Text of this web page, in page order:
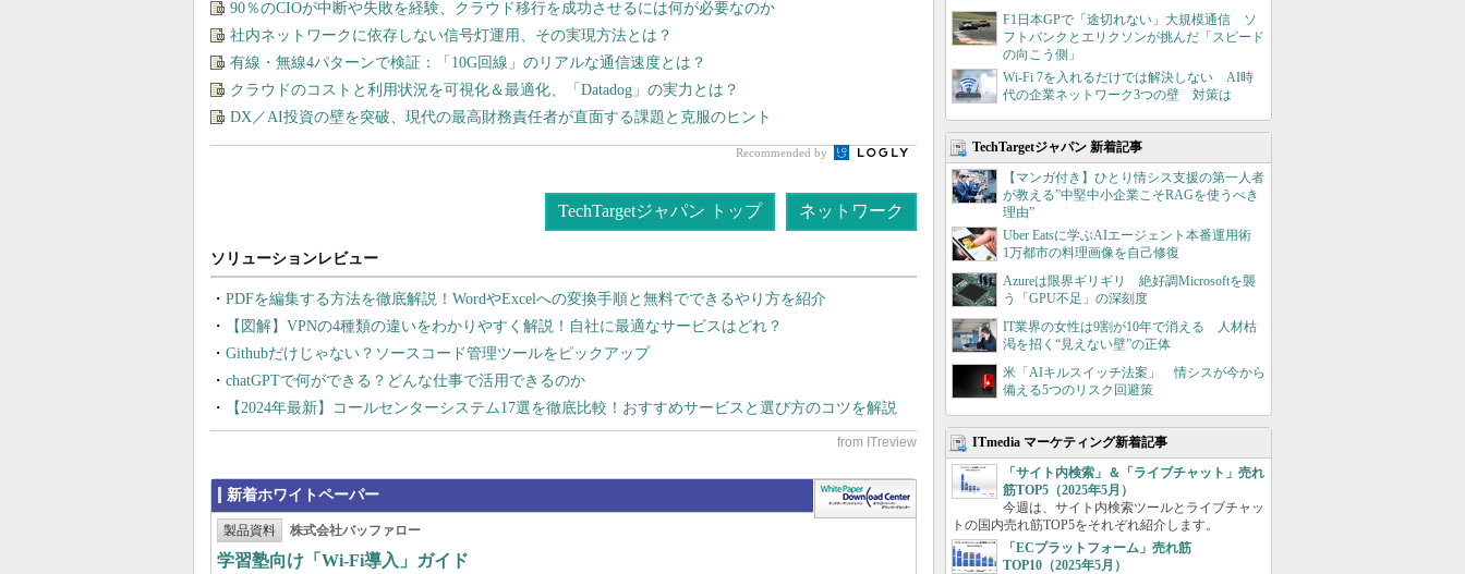
90％のCIOが中断や失敗を経験、クラウド移行を成功させるには何が必要なのか
社内ネットワークに依存しない信号灯運用、その実現方法とは？
有線・無線4パターンで検証：「10G回線」のリアルな通信速度とは？
クラウドのコストと利用状況を可視化＆最適化、「Datadog」の実力とは？
DX／AI投資の壁を突破、現代の最高財務責任者が直面する課題と克服のヒント
Recommended by
TechTargetジャパン トップ ネットワーク
PDFを編集する方法を徹底解説！WordやExcelへの変換手順と無料でできるやり方を紹介
【図解】VPNの4種類の違いをわかりやすく解説！自社に最適なサービスはどれ？
Githubだけじゃない？ソースコード管理ツールをピックアップ
chatGPTで何ができる？どんな仕事で活用できるのか
【2024年最新】コールセンターシステム17選を徹底比較！おすすめサービスと選び方のコツを解説
新着ホワイトペーパー
製品資料 株式会社バッファロー
学習塾向け「Wi-Fi導入」ガイド
F1日本GPで「途切れない」大規模通信 ソ
フトバンクとエリクソンが挑んだ「スピード
の向こう側」
Wi-Fi 7を入れるだけでは解決しない AI時
代の企業ネットワーク3つの壁 対策は
TechTargetジャパン 新着記事
【マンガ付き】ひとり情シス支援の第一人者
が教える”中堅中小企業こそRAGを使うべき
理由”
Uber Eatsに学ぶAIエージェント本番運用術
1万都市の料理画像を自己修復
Azureは限界ギリギリ 絶好調Microsoftを襲
う「GPU不足」の深刻度
IT業界の女性は9割が10年で消える 人材枯
渇を招く“見えない壁”の正体
米「AIキルスイッチ法案」 情シスが今から
備える5つのリスク回避策
ITmedia マーケティング新着記事
「サイト内検索」＆「ライブチャット」売れ
筋TOP5（2025年5月）
今週は、サイト内検索ツールとライブチャッ
トの国内売れ筋TOP5をそれぞれ紹介します。
「ECプラットフォーム」売れ筋
TOP10（2025年5月）